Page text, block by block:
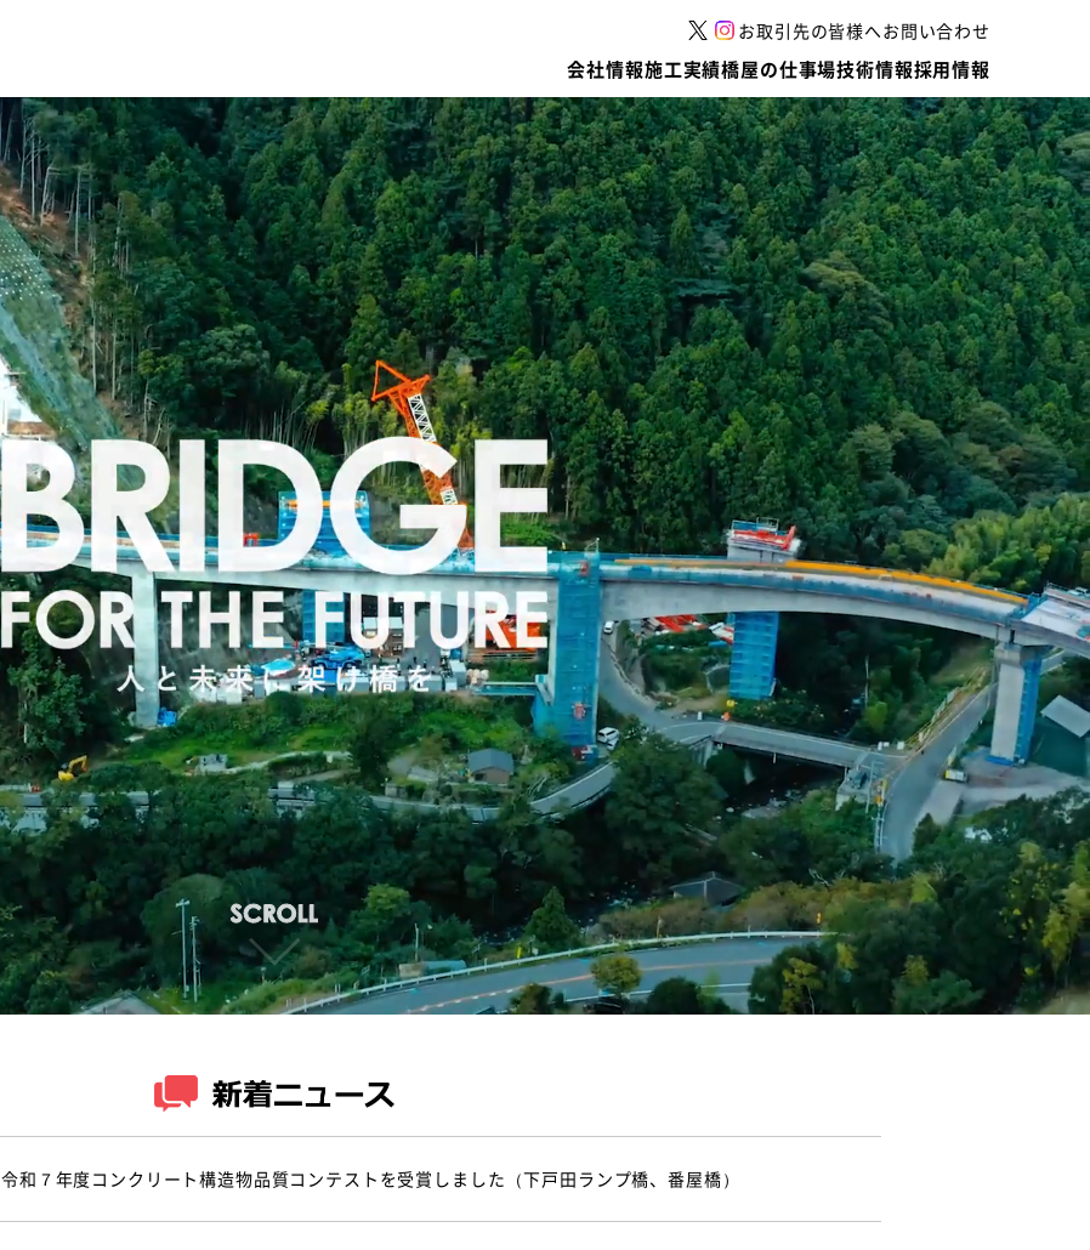
お取引先の皆様へお問い合わせ
会社情報施工実績橋屋の仕事場技術情報採用情報
令和７年度コンクリート構造物品質コンテストを受賞しました（下戸田ランプ橋、番屋橋）